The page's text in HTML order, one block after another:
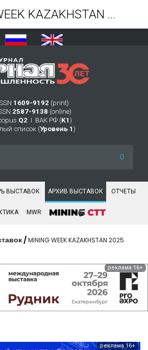
1609-9192 (print)
2587-9138 (online)
Q2 Ι ВАК РФ (K1 )
список (Уровень 1 )
ВЫСТАВОК АРХИВ ВЫСТАВОК ОТЧЕТЫ
MWR
/MINING WEEK KAZAKHSTAN 2025
реклама 16+
реклама 16+
MINING WEEK KAZAKHSTAN 2025 - Журнал Горная промышленность